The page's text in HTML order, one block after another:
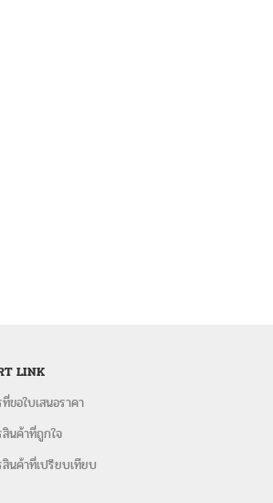
LINK
ขอใบเสนอราคา
นค้าที่ถูกใจ
นค้าที่เปรียบเทียบ